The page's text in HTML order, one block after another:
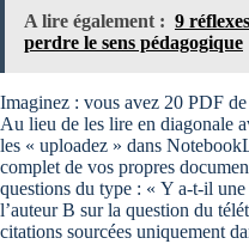
A lire également : 9
perdre le sens pédagogique
Imaginez : vous avez 20 PDF
Au lieu de les lire en diagonale
les « uploadez » dans
complet de vos propres
questions du type : « Y a-t-il
l’auteur B sur la question du
citations sourcées uniquement